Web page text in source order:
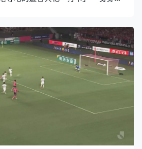
沒有手令的情況下「擅闖民居」跑
阿姆斯特丹一間船屋，是女主人法貝
警察背心」實際上是一件救生衣，
落水而穿上。加上Nimis喜歡四處遊
小警察，於是法貝爾在救生衣上貼
加有專屬「警車」配合巡邏，化身
3年前，法貝爾為了跟喜歡玩社交
並不感興趣，反而吸引了大批網民
百萬點擊率，漸漸成為阿姆斯特丹